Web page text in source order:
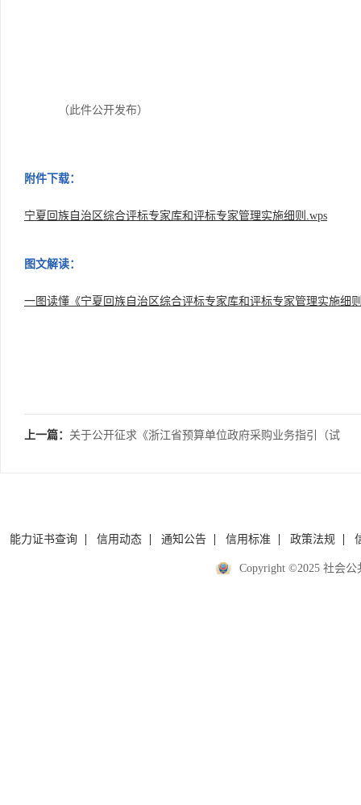
（此件公开发布）
附件下载：
宁夏回族自治区综合评标专家库和评标专家管理实施细则.wps
图文解读：
一图读懂《宁夏回族自治区综合评标专家库和评标专家管理实施细
上一篇： 关于公开征求《浙江省预算单位政府采购业务指引（试
能力证书查询 信用动态 通知公告 信用标准 政策法规
Copyright ©2025 社会